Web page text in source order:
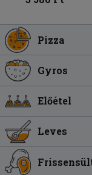
Pizza
Gyros
Előétel
Leves